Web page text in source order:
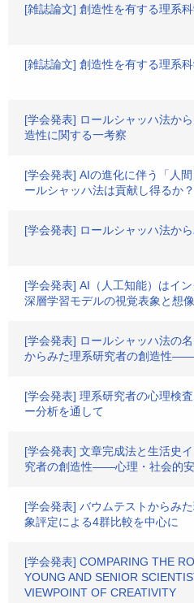
[雑誌論文] 創造性を有する理系
[雑誌論文] 創造性を有する理系
[学会発表] ロールシャッハ法か
造性に関する一考察
[学会発表] AIの進化に伴う「人
ールシャッハ法は貢献し得るか？
[学会発表] ロールシャッハ法か
[学会発表] AI（人工知能）はイ
深層学習モデルの視覚表象と想
[学会発表] ロールシャッハ法の
からみた理系研究者の創造性
[学会発表] 理系研究者の心理検
ー分析を通して
[学会発表] 文章完成法と生活史
究者の創造性――心理・社会的
[学会発表] バウムテストからみ
象評定による4群比較を中心に
[学会発表] COMPARING THE
YOUNG AND SENIOR
VIEWPOINT OF CREATIVITY